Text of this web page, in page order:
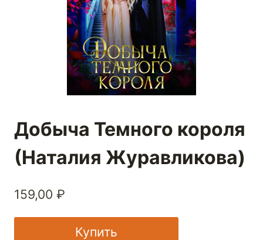
Добыча Темного короля
(Наталия Журавликова)
159,00 ₽
Купить